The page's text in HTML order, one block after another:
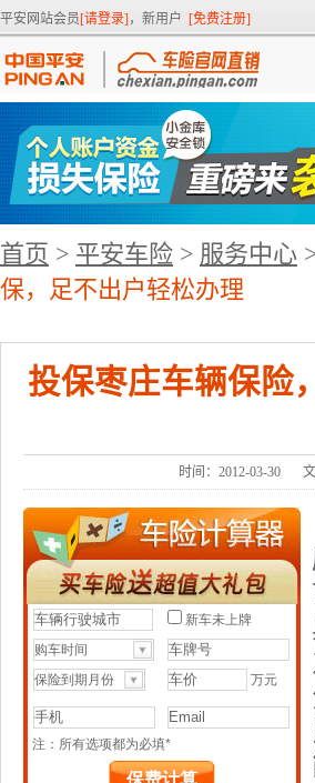
平安网站会员[请登录] ，新用户 [免费注册]
首页 > 平安车险 > 服务中心
保，足不出户轻松办理
投保枣庄车辆保险
时间：2012-03-30